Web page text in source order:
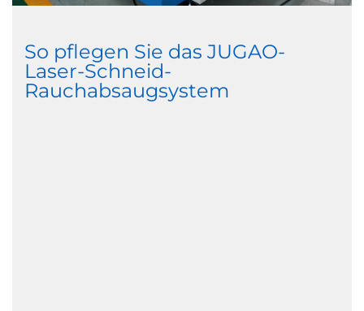
So pflegen Sie das JUGAO-
Laser-Schneid-
Rauchabsaugsystem